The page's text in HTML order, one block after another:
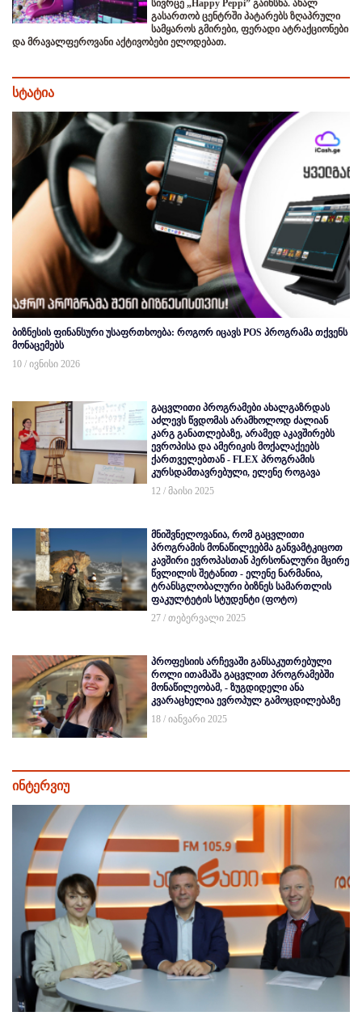
სივრცე „Happy Peppi” გაიხსნა. ახალ
გასართობ ცენტრში პატარებს ზღაპრული
სამყაროს გმირები, ფერადი ატრაქციონები
და მრავალფეროვანი აქტივობები ელოდებათ.
სტატია
ბიზნესის ფინანსური უსაფრთხოება: როგორ იცავს POS პროგრამა თქვენს
მონაცემებს
10 / ივნისი 2026
გაცვლითი პროგრამები ახალგაზრდას
აძლევს წვდომას არამხოლოდ ძალიან
კარგ განათლებაზე, არამედ აკავშირებს
ევროპისა და ამერიკის მოქალაქეებს
ქართველებთან - FLEX პროგრამის
კურსდამთავრებული, ელენე როგავა
12 / მაისი 2025
მნიშვნელოვანია, რომ გაცვლითი
პროგრამის მონაწილეებმა განვამტკიცოთ
კავშირი ევროპასთან პერსონალური მცირე
წვლილის შეტანით - ელენე ნარმანია,
ტრანსგლობალური ბიზნეს სამართლის
ფაკულტეტის სტუდენტი (ფოტო)
27 / თებერვალი 2025
პროფესიის არჩევაში განსაკუთრებული
როლი ითამაშა გაცვლით პროგრამებში
მონაწილეობამ, - ზუგდიდელი ანა
კვარაცხელია ევროპულ გამოცდილებაზე
18 / იანვარი 2025
ინტერვიუ